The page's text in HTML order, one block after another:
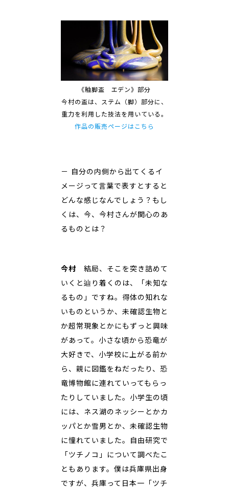
《釉脚盃 エデン》部分
今村の盃は、ステム（脚）部分に、
重力を利用した技法を用いている。
作品の販売ページはこちら
－ 自分の内側から出てくるイ
メージって言葉で表すとすると
どんな感じなんでしょう？もし
くは、今、今村さんが関心のあ
るものとは？
今村 結局、そこを突き詰めて
いくと辿り着くのは、「未知な
るもの」ですね。得体の知れな
いものというか、未確認生物と
か超常現象とかにもずっと興味
があって。小さな頃から恐竜が
大好きで、小学校に上がる前か
ら、親に図鑑をねだったり、恐
竜博物館に連れていってもらっ
たりしていました。小学生の頃
には、ネス湖のネッシーとかカ
ッパとか雪男とか、未確認生物
に憧れていました。自由研究で
「ツチノコ」について調べたこ
ともあります。僕は兵庫県出身
ですが、兵庫って日本一「ツチ